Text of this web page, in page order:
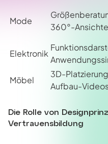
Mode
360°-
Elektronik
Möbel
3D-
Aufbau-
Die Rolle von
Vertrauensbildung